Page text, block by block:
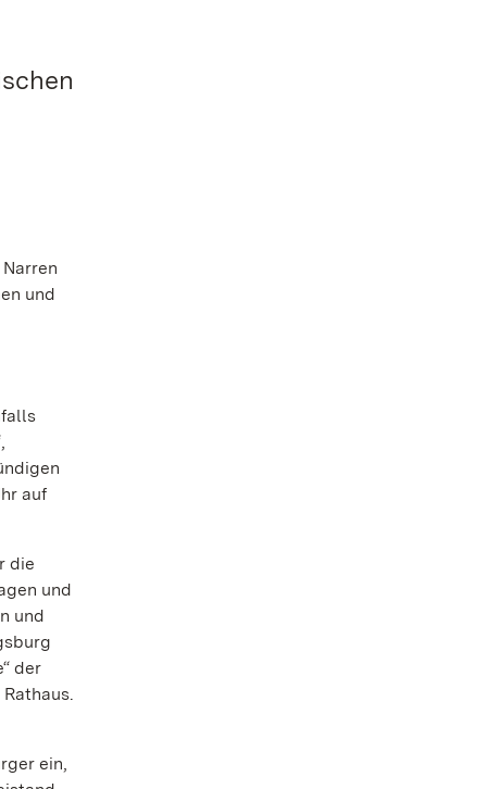
und
auf
die
und
und
der
ein,